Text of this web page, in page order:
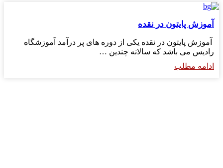
آموزش پایتون در نقده
آموزش پایتون در نقده یکی از دوره های پر درآمد آموزشگاه
رادیس می باشد که سالانه چندین …
ادامه مطلب